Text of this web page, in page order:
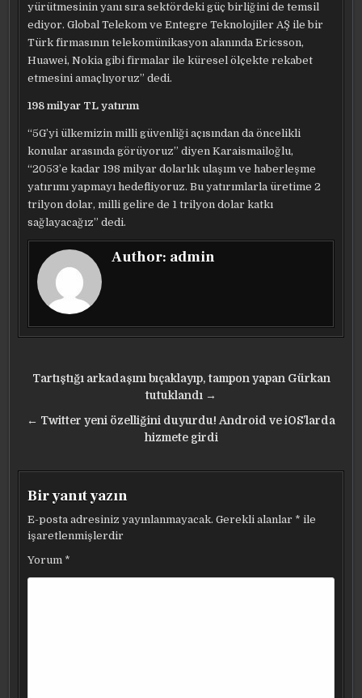
yürütmesinin yanı sıra sektördeki güç birliğini de temsil
ediyor. Global Telekom ve Entegre Teknolojiler AŞ ile bir
Türk firmasının telekomünikasyon alanında Ericsson,
Huawei, Nokia gibi firmalar ile küresel ölçekte rekabet
etmesini amaçlıyoruz” dedi.
198 milyar TL yatırım
“5G’yi ülkemizin milli güvenliği açısından da öncelikli
konular arasında görüyoruz” diyen Karaismailoğlu,
“2053’e kadar 198 milyar dolarlık ulaşım ve haberleşme
yatırımı yapmayı hedefliyoruz. Bu yatırımlarla üretime 2
trilyon dolar, milli gelire de 1 trilyon dolar katkı
sağlayacağız” dedi.
Author: admin
Yazı
Tartıştığı arkadaşını bıçaklayıp, tampon yapan Gürkan
tutuklandı →
← Twitter yeni özelliğini duyurdu! Android ve iOS’larda
hizmete girdi
Bir yanıt yazın
E-posta adresiniz yayınlanmayacak. Gerekli alanlar * ile
işaretlenmişlerdir
Yorum *